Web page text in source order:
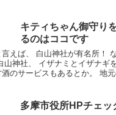
キティちゃん御守り
るのはココです
えば、 白山神社が有名所！
神社、 イザナミとイザナギ
のサービスもあるとか。 地
多摩市役所HPチェッ